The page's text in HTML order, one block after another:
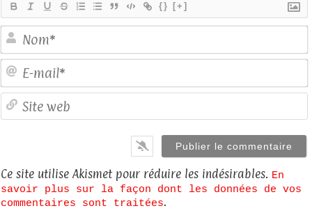
{} [+]
Ce site utilise Akismet pour réduire les indésirables. En
savoir plus sur la façon dont les données de vos
commentaires sont traitées.